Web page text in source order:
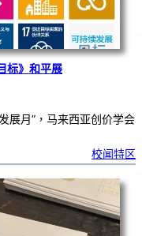
标》和平展
展月”，马来西亚创价学会
校闻特区